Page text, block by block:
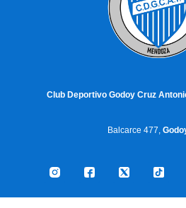
Club Deportivo Godoy Cruz
Balcarce 477,